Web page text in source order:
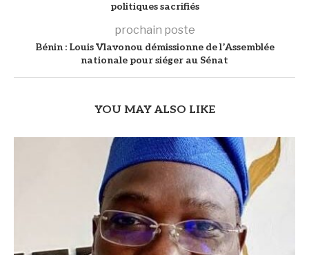
politiques sacrifiés
prochain poste
Bénin : Louis Vlavonou démissionne de l’Assemblée
nationale pour siéger au Sénat
YOU MAY ALSO LIKE